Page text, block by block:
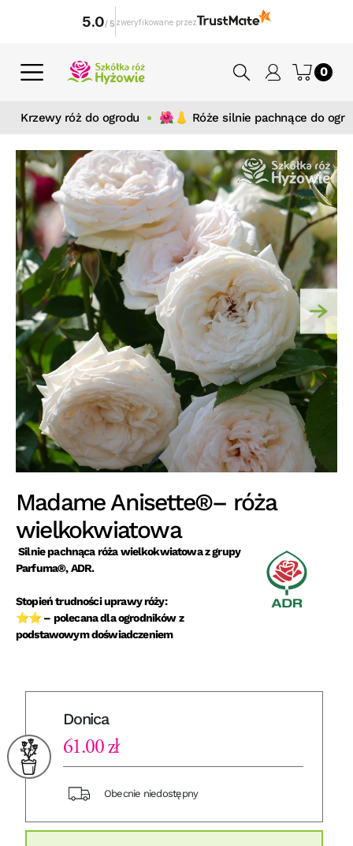
0
Krzewy róż do ogrodu 🌺👃 Róże silnie pachnące do
Madame Anisette®– róża
wielkokwiatowa
Silnie pachnąca róża wielkokwiatowa z grupy
Parfuma®, ADR.
Stopień trudności uprawy róży:
⭐⭐ – polecana dla ogrodników z
podstawowym doświadczeniem
Donica
61.00 zł
Obecnie niedostępny
5.0/ 5 zweryfikowane przez